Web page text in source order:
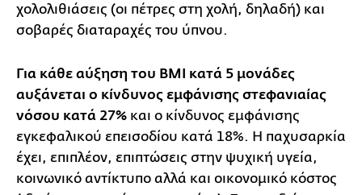
χολολιθιάσεις (οι πέτρες στη χολή, δηλαδή) και
σοβαρές διαταραχές του ύπνου.
Για κάθε αύξηση του BMI κατά 5 μονάδες
αυξάνεται ο κίνδυνος εμφάνισης στεφανιαίας
νόσου κατά 27% και ο κίνδυνος εμφάνισης
εγκεφαλικού επεισοδίου κατά 18%. Η παχυσαρκία
έχει, επιπλέον, επιπτώσεις στην ψυχική υγεία,
κοινωνικό αντίκτυπο αλλά και οικονομικό κόστος